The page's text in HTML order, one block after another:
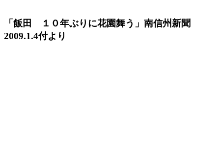
「飯田 １０年ぶりに花園舞う」南信州新聞
2009.1.4付より